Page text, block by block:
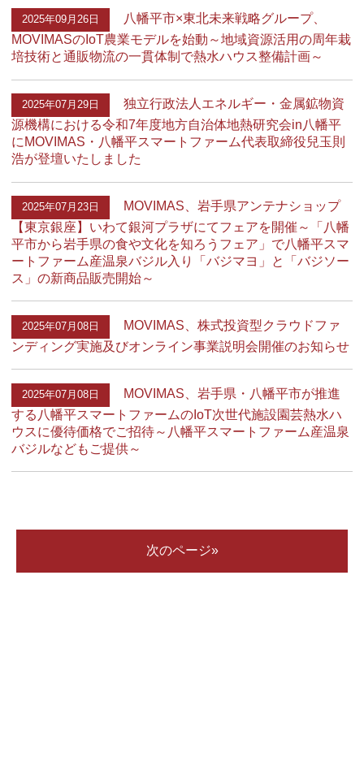
2025年09月26日
八幡平市×東北未来戦略グループ、
MOVIMASのIoT農業モデルを始動～地域資源活用の周年栽
培技術と通販物流の一貫体制で熱水ハウス整備計画～
2025年07月29日
独立行政法人エネルギー・金属鉱物資
源機構における令和7年度地方自治体地熱研究会in八幡平
にMOVIMAS・八幡平スマートファーム代表取締役兒玉則
浩が登壇いたしました
2025年07月23日
MOVIMAS、岩手県アンテナショップ
【東京銀座】いわて銀河プラザにてフェアを開催～「八幡
平市から岩手県の食や文化を知ろうフェア」で八幡平スマ
ートファーム産温泉バジル入り「バジマヨ」と「バジソー
ス」の新商品販売開始～
2025年07月08日
MOVIMAS、株式投資型クラウドファ
ンディング実施及びオンライン事業説明会開催のお知らせ
2025年07月08日
MOVIMAS、岩手県・八幡平市が推進
する八幡平スマートファームのIoT次世代施設園芸熱水ハ
ウスに優待価格でご招待～八幡平スマートファーム産温泉
バジルなどもご提供～
次のページ»